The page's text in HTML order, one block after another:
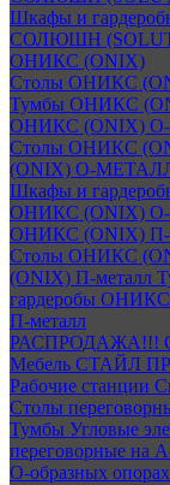
Шкафы и
СОЛЮШН
ОНИКС (ONIX)
Столы ОНИКС
Тумбы ОНИКС
ОНИКС (ONIX)
Столы ОНИКС
(ONIX) O-
Шкафы и
ОНИКС (ONIX)
ОНИКС (ONIX) П-
Столы ОНИКС
(ONIX) П-металл
гардеробы
П-металл
РАСПРОДАЖА!!!
Мебель СТАЙЛ
Рабочие станции
Столы
Тумбы Угловые
переговорные на
О-образных опорах